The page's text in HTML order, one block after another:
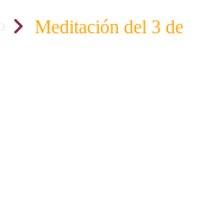
Meditación del 3 de